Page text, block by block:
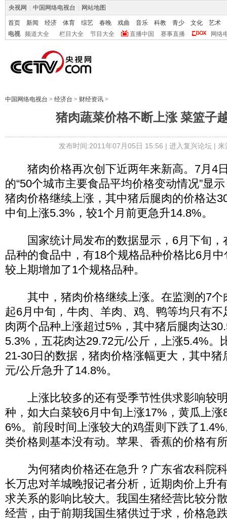
央视网 中国网络电视台 网站地图
首页 新闻 经济 体育 综艺 春晚 戏曲 音乐 科教 青少 文化
艺术
电视
频道大全 栏目大全 节目大全 直播中国 赛事直播 网络
中国网络电视台 > 经济台 > 财经资讯 >
猪肉蔬菜价格不断上涨 菜篮子
发布时间:2011年07月05日 15:56 | 进入复兴论坛| 来
猪肉价格再次创下近两年来新高。7月4
的“50个城市主要食品平均价格变动情况”显
猪肉价格继续上涨，其中猪后腿肉的价格达
中旬上涨5.3%，较1个月前更急升14.8%。
国家统计局发布的数据显示，6月下旬，
品种的食品中，有18个规格品种价格比6月
较上期增加了1个规格品种。
其中，猪肉价格继续上涨。在监测的7个
起6月中旬，牛肉、羊肉、鸡、鸭等均只有
肉两个品种上涨超过5%，其中猪后腿肉达
5.3%，五花肉达29.72元/公斤，上涨5.4%。
21-30日的数据，猪肉价格涨幅更大，其中
元/公斤急升了14.8%。
上涨比较多的还有受季节性供求影响较
种，如大白菜较6月中旬上涨17%，黄瓜上涨
6%。前段时间上涨较大的鸡蛋则下跌了
类价格则基本没有动。苹果、香蕉的价格有
为何猪肉价格还在急升？广东省农科院
长万忠对羊城晚报记者分析，近期肉价上升
求关系的影响比较大。我国生猪经营比较分
经营，由于前期我国生猪供过于求，价格急